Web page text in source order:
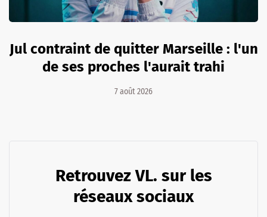
Jul contraint de quitter Marseille : l'un
de ses proches l'aurait trahi
7 août 2026
Retrouvez VL. sur les
réseaux sociaux